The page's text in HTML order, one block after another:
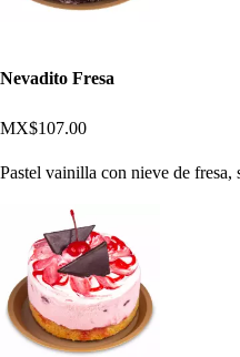
Nevadito Fresa
MX$107.00
Pastel vainilla con nieve de fresa,